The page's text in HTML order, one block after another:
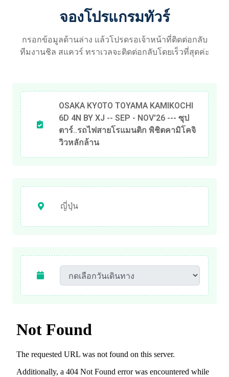
จองโปรแกรมทัวร์
กรอกข้อมูลด้านล่าง แล้วโปรดรอเจ้าหน้าที่ติดต่อกลับ
ทีมงานชิล สแควร์ ทราเวลจะติดต่อกลับโดยเร็วที่สุดค่ะ
OSAKA KYOTO TOYAMA KAMIKOCHI
6D 4N BY XJ -- SEP - NOV'26 --- ซุป
ตาร์..รถไฟสายโรแมนติก พิชิตคามิโคจิ
วิวหลักล้าน
ญี่ปุ่น